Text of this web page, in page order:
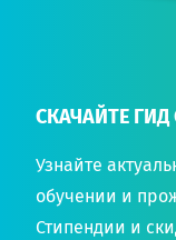
СКАЧАЙТЕ
Узнайте
обучении и
Стипендии и